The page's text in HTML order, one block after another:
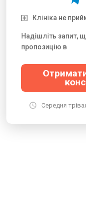
Клініка не
Надішліть запит,
пропозицію в
Середня